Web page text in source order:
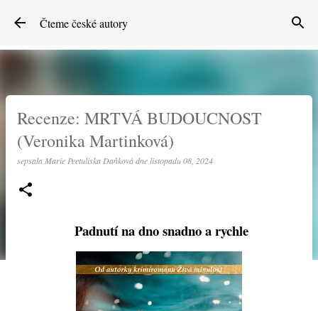
Přeskočit na hlavní obsah
Čteme české autory
Recenze: MRTVÁ BUDOUCNOST
(Veronika Martinková)
sepsala Marie Peetuliska Daňkovádnelistopadu 08, 2024
Padnutí na dno snadno a rychle